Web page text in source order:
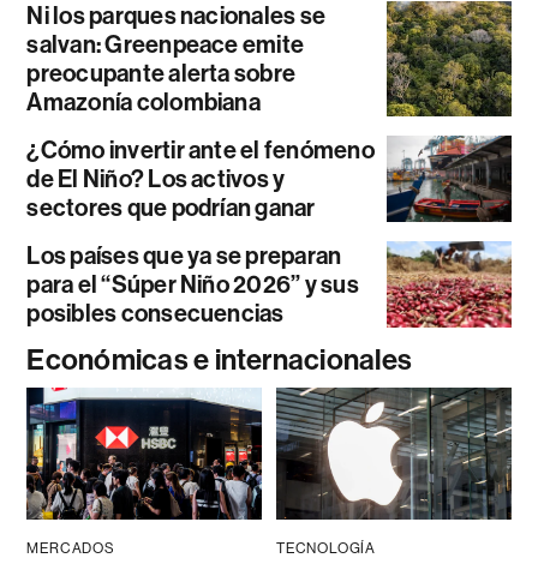
Ni los parques nacionales se
salvan: Greenpeace emite
preocupante alerta sobre
Amazonía colombiana
¿Cómo invertir ante el fenómeno
de El Niño? Los activos y
sectores que podrían ganar
Los países que ya se preparan
para el “Súper Niño 2026” y sus
posibles consecuencias
Económicas e internacionales
MERCADOS TECNOLOGÍA